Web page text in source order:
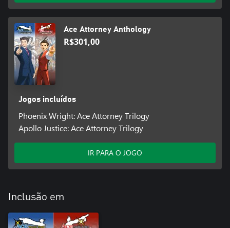
Ace Attorney Anthology
R$301,00
Jogos incluídos
Phoenix Wright: Ace Attorney Trilogy
Apollo Justice: Ace Attorney Trilogy
IR PARA O JOGO
Inclusão em